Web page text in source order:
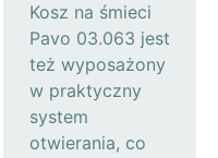
Kosz na śmieci
Pavo 03.063 jest
też wyposażony
w praktyczny
system
otwierania, co